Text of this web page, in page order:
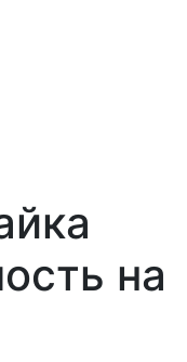
на